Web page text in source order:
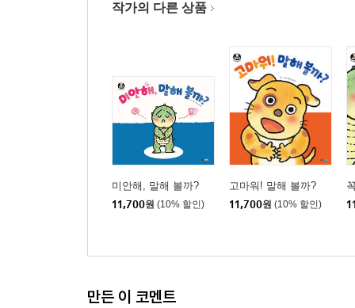
작가의 다른 상품
미안해, 말해 볼까?
11,700원 (10% 할인)
고마워! 말해 볼까?
11,700원 (10% 할인)
만든 이 코멘트